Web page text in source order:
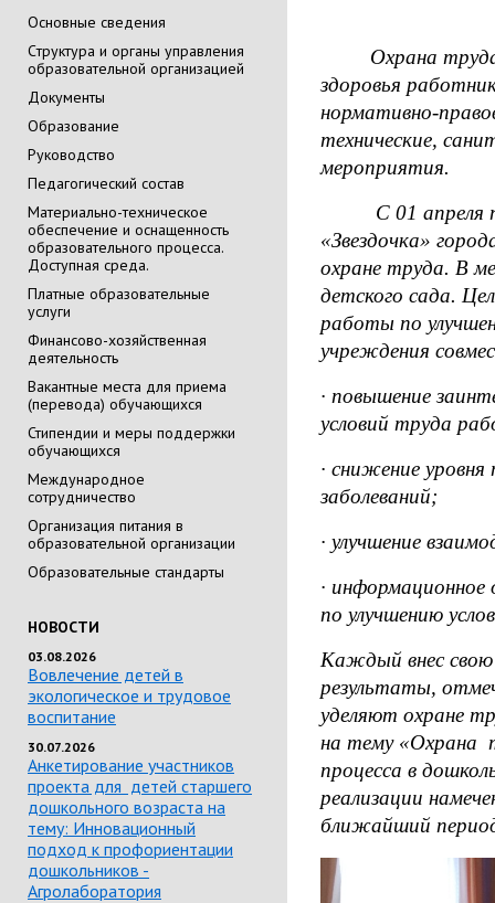
Основные сведения
Cтруктура и органы управления
образовательной организацией
Документы
Образование
Руководство
Педагогический состав
Материально-техническое
обеспечение и оснащенность
образовательного процесса.
Доступная среда.
Платные образовательные
услуги
Финансово-хозяйственная
деятельность
Вакантные места для приема
(перевода) обучающихся
Стипендии и меры поддержки
обучающихся
Международное
сотрудничество
Организация питания в
образовательной организации
Образовательные стандарты
НОВОСТИ
03.08.2026
Вовлечение детей в
экологическое и трудовое
воспитание
30.07.2026
Анкетирование участников
проекта для детей старшего
дошкольного возраста на
тему: Инновационный
подход к профориентации
дошкольников -
Агролаборатория
Охрана
здоровья
нормативно-
технические,
мероприятия.
С 01 апреля по
«Звездочка»
охране труда. В
детского сада.
работы по
учреждения
· повышение
условий труда
· снижение
заболеваний;
· улучшение
·
по улучшению
Каждый внес свою
результаты,
уделяют охране
на тему «Охрана
процесса в
реализации
ближайший